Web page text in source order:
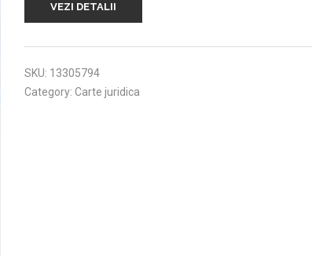
VEZI DETALII
SKU: 13305794
Category: Carte juridica